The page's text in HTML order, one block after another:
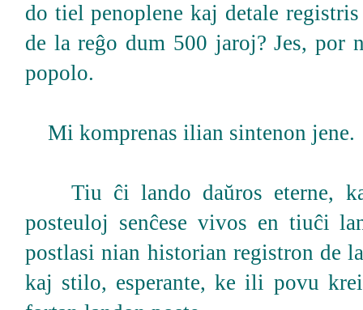
do tiel penoplene kaj detale
de la reĝo dum 500 jaroj? Jes, por
popolo.
Mi komprenas ilian sintenon jene.
Tiu ĉi lando daŭros eterne,
posteuloj senĉese vivos en tiuĉi
postlasi nian historian registron de
kaj stilo, esperante, ke ili povu